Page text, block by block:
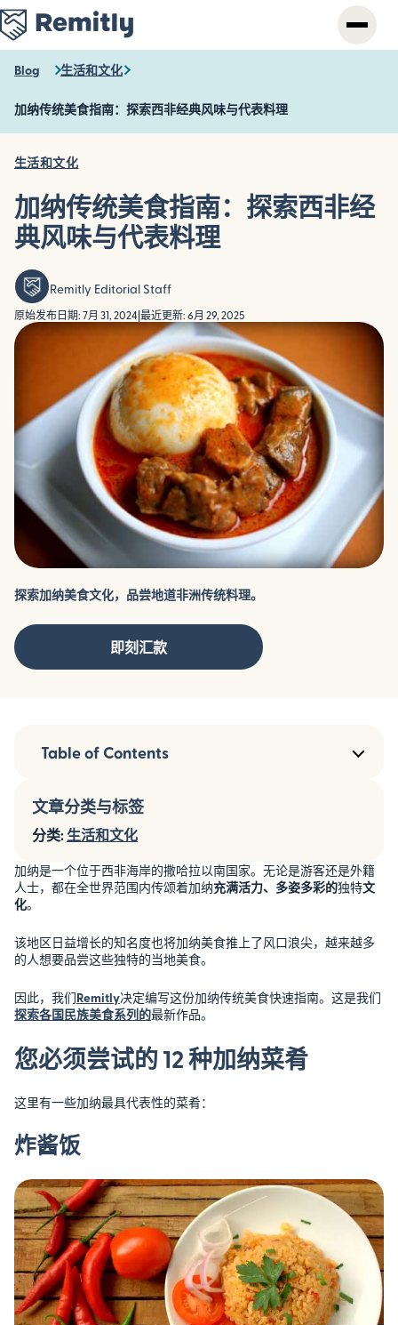
Skip
to
main
Blog 生活和文化
加纳传统美食指南：探索西非经典风味与代表料理
生活和文化
加纳传统美食指南：探索西非经
典风味与代表料理
Remitly Editorial Staff
原始发布日期: 7月 31, 2024 最近更新: 6月 29, 2025
探索加纳美食文化，品尝地道非洲传统料理。
即刻汇款
加纳是一个位于西非海岸的撒哈拉以南国家。无论是游客还是外籍
人士，都在全世界范围内传颂着加纳充满活力、多姿多彩的独特文
化。
该地区日益增长的知名度也将加纳美食推上了风口浪尖，越来越多
的人想要品尝这些独特的当地美食。
因此，我们Remitly决定编写这份加纳传统美食快速指南。这是我们
探索各国民族美食系列的最新作品。
您必须尝试的 12 种加纳菜肴
这里有一些加纳最具代表性的菜肴：
炸酱饭
Table of Contents
文章分类与标签
分类:生活和文化